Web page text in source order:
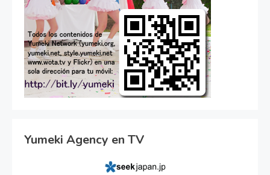
Yumeki Agency en TV